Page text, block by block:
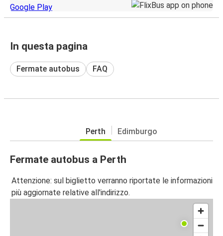
In questa pagina
Fermate autobus FAQ
Perth Edimburgo
Fermate autobus a Perth
Attenzione: sul biglietto verranno riportate le informazioni
più aggiornate relative all'indirizzo.